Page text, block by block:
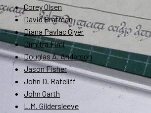
Corey Olsen
David Bratman
Diana Pavlac Glyer
Dimitra Fimi
Douglas A. Anderson
Jason Fisher
John D. Rateliff
John Garth
L.M. Gildersleeve